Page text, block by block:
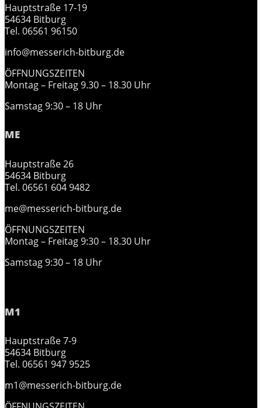
Hauptstraße 17-19
54634 Bitburg
Tel. 06561 96150
info@messerich-bitburg.de
ÖFFNUNGSZEITEN
Montag – Freitag 9.30 – 18.30 Uhr
Samstag 9:30 – 18 Uhr
ME
Hauptstraße 26
54634 Bitburg
Tel. 06561 604 9482
me@messerich-bitburg.de
ÖFFNUNGSZEITEN
Montag – Freitag 9:30 – 18.30 Uhr
Samstag 9:30 – 18 Uhr
M1
Hauptstraße 7-9
54634 Bitburg
Tel. 06561 947 9525
m1@messerich-bitburg.de